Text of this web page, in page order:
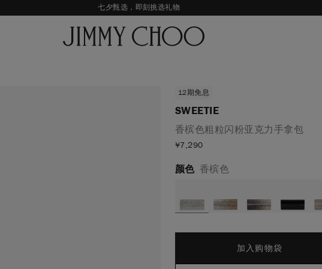
七夕甄选，即刻挑选礼物
经典婚嫁系列，尊享专属婚嫁礼赠
12期免息
SWEETIE
香槟色粗粒闪粉亚克力手拿包
¥7,290
颜色 香槟色
加入购物袋